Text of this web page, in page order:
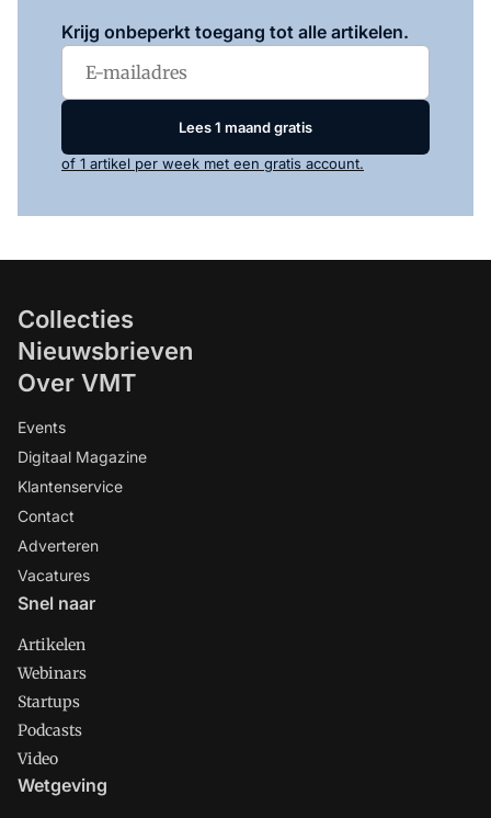
Krijg onbeperkt toegang tot alle artikelen.
Lees 1 maand gratis
of 1 artikel per week met een gratis account.
Collecties
Nieuwsbrieven
Over VMT
Events
Digitaal Magazine
Klantenservice
Contact
Adverteren
Vacatures
Snel naar
Artikelen
Webinars
Startups
Podcasts
Video
Wetgeving